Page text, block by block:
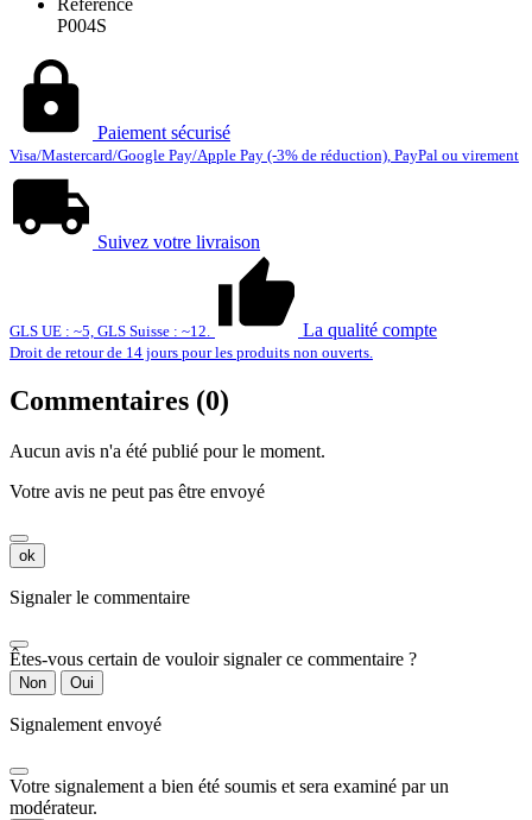
P004S
Paiement sécurisé
Visa/Mastercard/Google Pay/Apple Pay (-3% de réduction), PayPal ou virement
Suivez votre livraison
GLS UE : ~5, GLS Suisse : ~12. La qualité compte
Droit de retour de 14 jours pour les produits non ouverts.
Commentaires (0)
Aucun avis n'a été publié pour le moment.
Votre avis ne peut pas être envoyé
ok
Signaler le commentaire
Êtes-vous certain de vouloir signaler ce commentaire ?
Non Oui
Signalement envoyé
Votre signalement a bien été soumis et sera examiné par un
modérateur.